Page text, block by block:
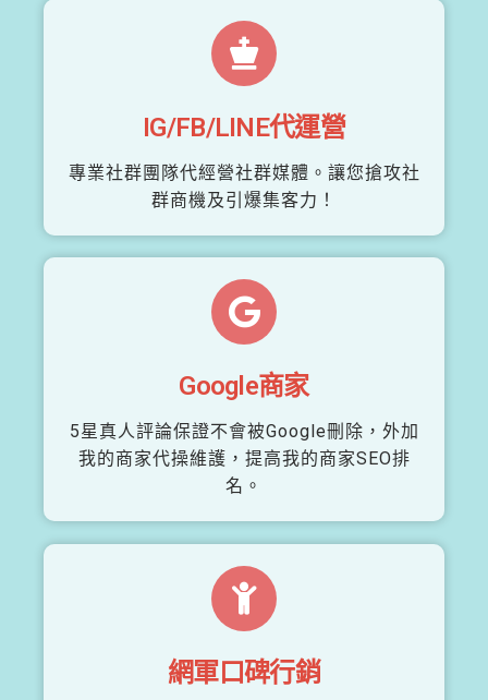
IG/FB/LINE代運營
專業社群團隊代經營社群媒體。讓您搶攻社
群商機及引爆集客力！
Google商家
5星真人評論保證不會被Google刪除，外加
我的商家代操維護，提高我的商家SEO排
名。
網軍口碑行銷